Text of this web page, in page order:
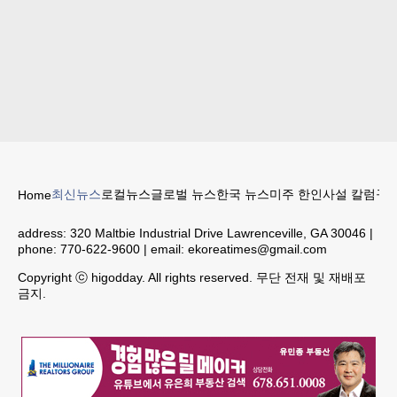
Home최신뉴스로컬뉴스글로벌 뉴스한국 뉴스미주 한인사설 칼럼구
address: 320 Maltbie Industrial Drive Lawrenceville, GA 30046 |
phone: 770-622-9600 | email: ekoreatimes@gmail.com
Copyright ⓒ higodday. All rights reserved. 무단 전재 및 재배포
금지.